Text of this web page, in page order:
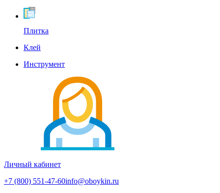
Плитка
Клей
Инструмент
Личный кабинет
+7 (800) 551-47-60info@oboykin.ru